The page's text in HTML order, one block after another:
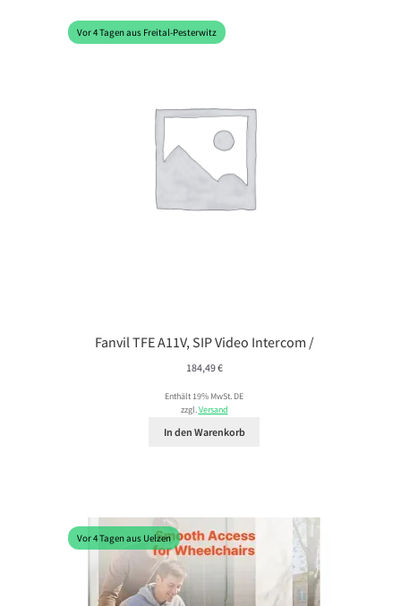
Vor 4 Tagen aus Freital-Pesterwitz
Fanvil TFE A11V, SIP Video Intercom /
184,49€
Enthält 19% MwSt. DE
zzgl.Versand
In den Warenkorb
Vor 4 Tagen aus Uelzen